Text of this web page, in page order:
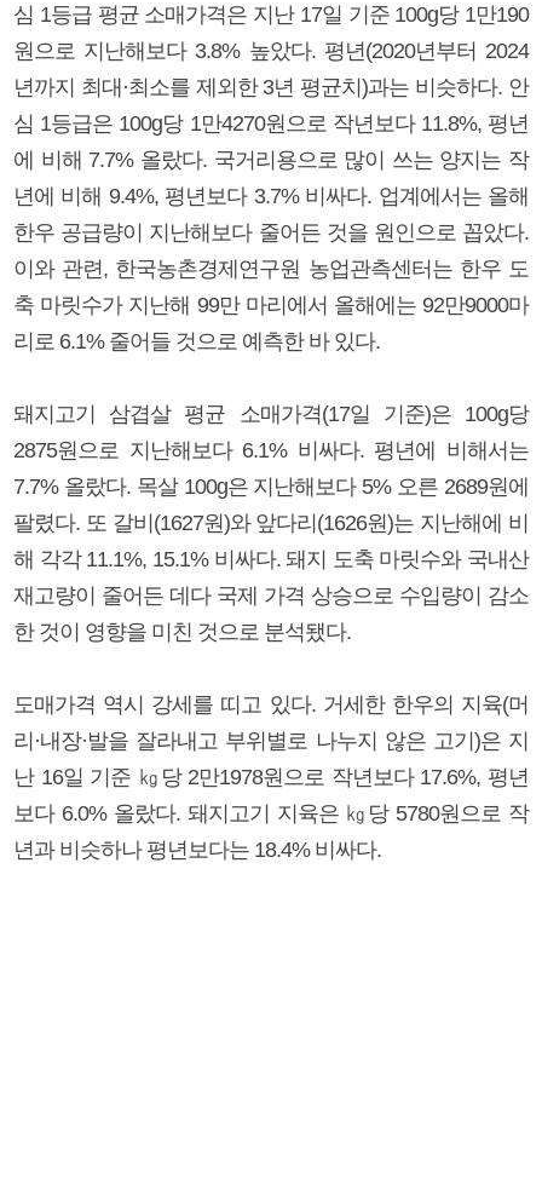
심 1등급 평균 소매가격은 지난 17일 기준 100g당 1만190
원으로 지난해보다 3.8% 높았다. 평년(2020년부터 2024
년까지 최대·최소를 제외한 3년 평균치)과는 비슷하다. 안
심 1등급은 100g당 1만4270원으로 작년보다 11.8%, 평년
에 비해 7.7% 올랐다. 국거리용으로 많이 쓰는 양지는 작
년에 비해 9.4%, 평년보다 3.7% 비싸다. 업계에서는 올해
한우 공급량이 지난해보다 줄어든 것을 원인으로 꼽았다.
이와 관련, 한국농촌경제연구원 농업관측센터는 한우 도
축 마릿수가 지난해 99만 마리에서 올해에는 92만9000마
리로 6.1% 줄어들 것으로 예측한 바 있다.
돼지고기 삼겹살 평균 소매가격(17일 기준)은 100g당
2875원으로 지난해보다 6.1% 비싸다. 평년에 비해서는
7.7% 올랐다. 목살 100g은 지난해보다 5% 오른 2689원에
팔렸다. 또 갈비(1627원)와 앞다리(1626원)는 지난해에 비
해 각각 11.1%, 15.1% 비싸다. 돼지 도축 마릿수와 국내산
재고량이 줄어든 데다 국제 가격 상승으로 수입량이 감소
한 것이 영향을 미친 것으로 분석됐다.
도매가격 역시 강세를 띠고 있다. 거세한 한우의 지육(머
리·내장·발을 잘라내고 부위별로 나누지 않은 고기)은 지
난 16일 기준 ㎏당 2만1978원으로 작년보다 17.6%, 평년
보다 6.0% 올랐다. 돼지고기 지육은 ㎏당 5780원으로 작
년과 비슷하나 평년보다는 18.4% 비싸다.